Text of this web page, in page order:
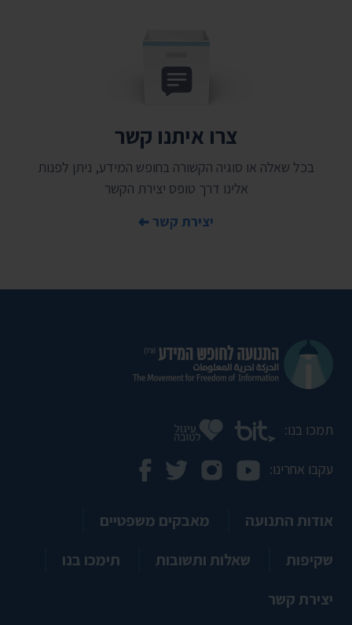
צרו איתנו קשר
בכל שאלה או סוגיה הקשורה בחופש המידע, ניתן לפנות
אלינו דרך טופס יצירת הקשר
יצירת קשר
תמכו בנו:
עקבו אחרינו:
אודות התנועה
מאבקים משפטיים
שקיפות
שאלות ותשובות
תימכו בנו
יצירת קשר